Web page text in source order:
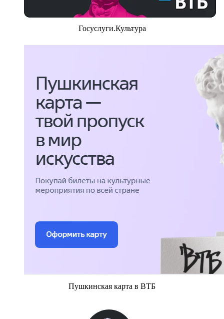
Госуслуги.Культура
Пушкинская карта в ВТБ